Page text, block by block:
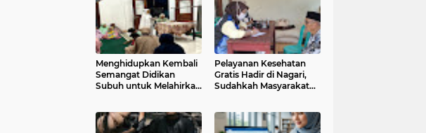
Menghidupkan Kembali
Semangat Didikan
Subuh untuk Melahirkan
Pelayanan Kesehatan
Gratis Hadir di Nagari,
Sudahkah Masyarakat